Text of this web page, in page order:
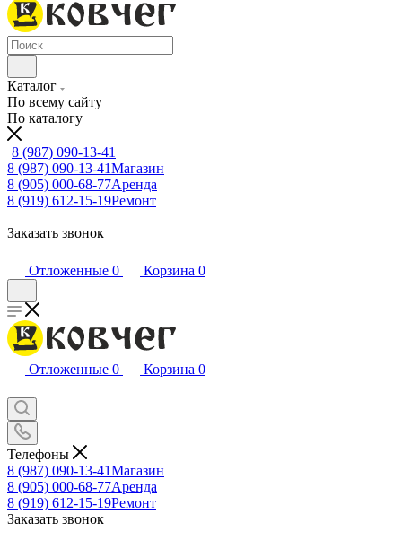
Каталог
По всему сайту
По каталогу
8 (987) 090-13-41
8 (987) 090-13-41Магазин
8 (905) 000-68-77Аренда
8 (919) 612-15-19Ремонт
Заказать звонок
Отложенные 0 Корзина 0
Отложенные 0 Корзина 0
Телефоны
8 (987) 090-13-41Магазин
8 (905) 000-68-77Аренда
8 (919) 612-15-19Ремонт
Заказать звонок